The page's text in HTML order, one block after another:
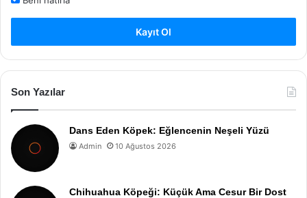
Kayıt Ol
Son Yazılar
Dans Eden Köpek: Eğlencenin Neşeli Yüzü
Admin 10 Ağustos 2026
Chihuahua Köpeği: Küçük Ama Cesur Bir Dost